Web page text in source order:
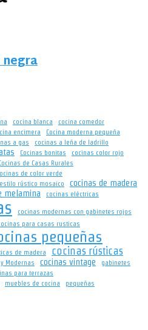
cocina blanca
cocina comedor
encimera
Cocina moderna pequeña
a gas cocinas a leña de ladrillo
Cocinas bonitas
cocinas color rojo
de Casas Rurales
de color verde
rústico mosaico cocinas de madera
melamina cocinas eléctricas
cocinas modernas con gabinetes rojos
para casas rusticas
pequeñas
de madera cocinas rústicas
Modernas cocinas vintage gabinetes
para terrazas
muebles de cocina pequeñas